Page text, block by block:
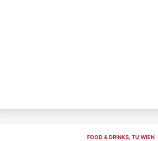
FOOD & DRINKS, TU WIEN